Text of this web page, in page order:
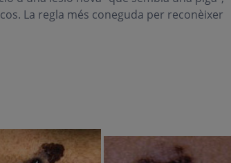
La regla més coneguda per reconèixer